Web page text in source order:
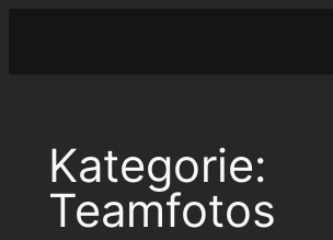
Kategorie:
Teamfotos